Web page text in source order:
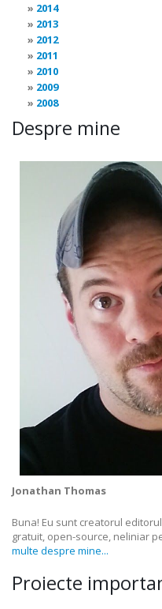
2014
2013
2012
2011
2010
2009
2008
Despre mine
Jonathan Thomas
Buna! Eu sunt creatorul
gratuit, open-source, neliniar
multe despre mine...
Proiecte